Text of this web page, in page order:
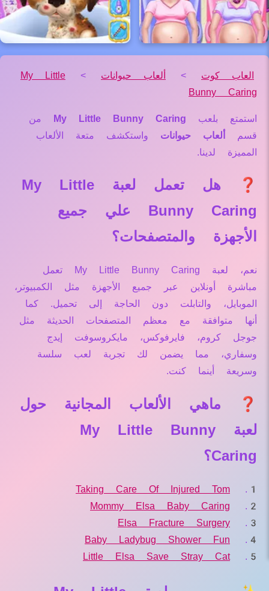
العاب كوت > ألعاب حيوانات >
My Little
Bunny Caring
استمتع بلعب My Little Bunny Caring من
قسم
ألعاب حيوانات واستكشف متعة الألعاب
المميزة لدينا.
❓ هل تعمل لعبة My Little
Bunny Caring علي جميع
الأجهزة والمتصفحات؟
نعم، لعبة My Little Bunny Caring تعمل
مباشرة أونلاين عبر جميع الأجهزة مثل الكمبيوتر،
الموبايل، والتابلت دون الحاجة إلى تحميل. كما
أنها متوافقة مع معظم المتصفحات الحديثة مثل
جوجل كروم، فايرفوكس، مايكروسوفت إيدج
وسفاري، مما يضمن لك تجربة لعب سلسة
وسريعة أينما كنت.
❓ ماهي الألعاب المجانية حول
لعبة My Little Bunny
Caring؟
Taking Care Of Injured Tom
Mommy Elsa Baby Caring
Elsa Fracture Surgery
Baby Ladybug Shower Fun
Little Elsa Save Stray Cat